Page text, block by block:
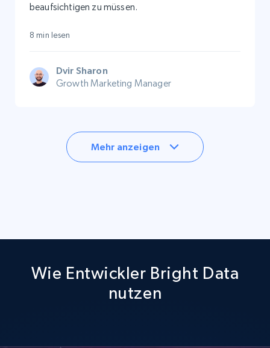
beaufsichtigen zu müssen.
8 min lesen
Dvir Sharon
Growth Marketing Manager
Mehr anzeigen
Wie Entwickler Bright Data
nutzen